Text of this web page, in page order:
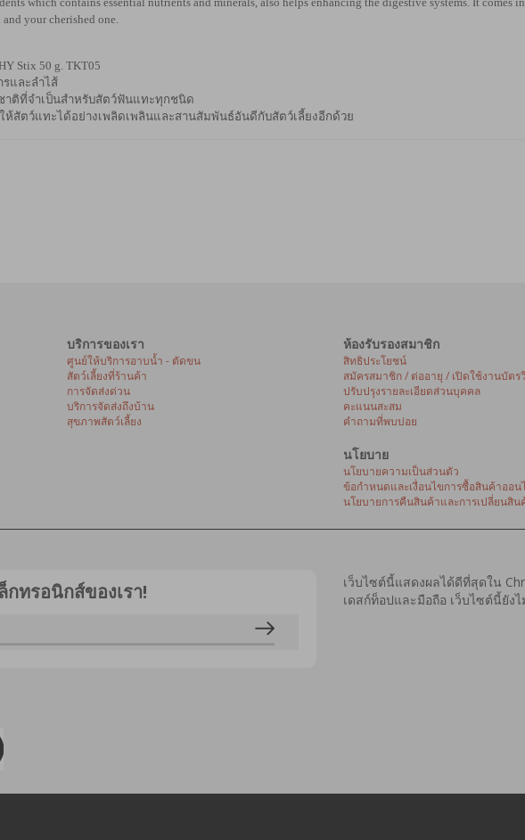
your cherished one.
Stix 50 g. TKT05
และลำไส้
าติที่จำเป็นสำหรับสัตว์ฟันแทะทุกชนิด
สัตว์แทะได้อย่างเพลิดเพลินและสานสัมพันธ์อันดีกับสัตว์เลี้ยงอีกด้วย
บริการของเรา
ศูนย์ให้บริการอาบน้ำ - ตัดขน
สัตว์เลี้ยงที่ร้านค้า
การจัดส่งด่วน
บริการจัดส่งถึงบ้าน
สุขภาพสัตว์เลี้ยง
ห้องรับรองสมาชิก
สิทธิประโยชน์
สมัครสมาชิก / ต่ออายุ / เปิดใช้งานบัตร
ปรับปรุงรายละเอียดส่วนบุคคล
คะแนนสะสม
คำถามที่พบบ่อย
นโยบาย
นโยบายความเป็นส่วนตัว
ข้อกำหนดและเงื่อนไขการซื้อสินค้าออน
นโยบายการคืนสินค้าและการเปลี่ยนสิน
ทรอนิกส์ของเรา!
เว็บไซต์นี้แสดงผลได้ดีที่สุดใน
เดสก์ท็อปและมือถือ เว็บไซต์นี้ยั